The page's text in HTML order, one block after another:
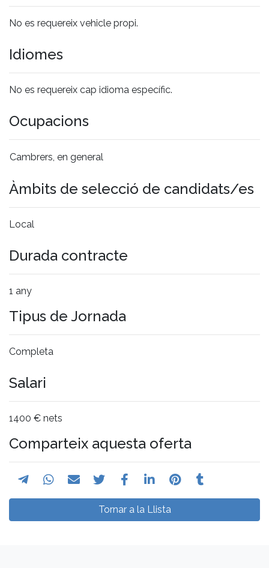
No es requereix vehicle propi.
Idiomes
No es requereix cap idioma específic.
Ocupacions
Cambrers, en general
Àmbits de selecció de candidats/es
Local
Durada contracte
1 any
Tipus de Jornada
Completa
Salari
1400 € nets
Comparteix aquesta oferta
Tornar a la Llista